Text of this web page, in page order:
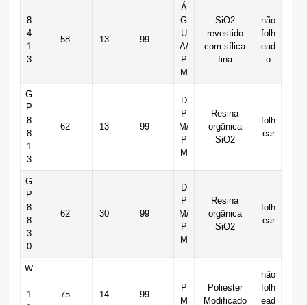
8
4
1
3
58 13 99
Á
G
U
A/
P
M
SiO2
revestido
com sílica
fina
não
folh
ead
o
G
P
8
8
1
3
62 13 99
D
P
M/
P
M
Resina
orgânica
SiO2
folh
ear
G
P
8
8
3
0
62 30 99
D
P
M/
P
M
Resina
orgânica
SiO2
folh
ear
W
-
1
75 14 99
P
M
Poliéster
Modificado
não
folh
ead